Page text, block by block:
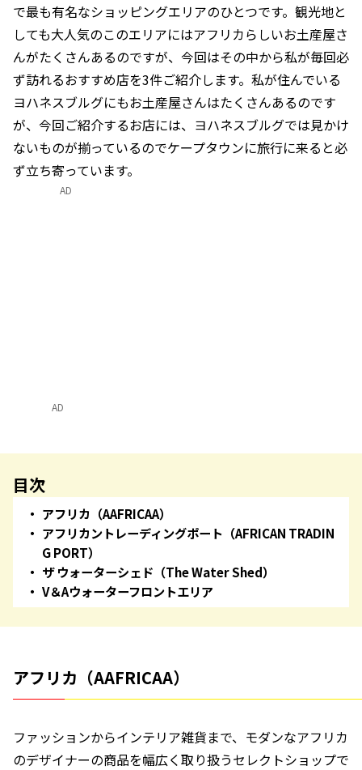
で最も有名なショッピングエリアのひとつです。観光地と
しても大人気のこのエリアにはアフリカらしいお土産屋さ
んがたくさんあるのですが、今回はその中から私が毎回必
ず訪れるおすすめ店を3件ご紹介します。私が住んでいる
ヨハネスブルグにもお土産屋さんはたくさんあるのです
が、今回ご紹介するお店には、ヨハネスブルグでは見かけ
ないものが揃っているのでケープタウンに旅行に来ると必
ず立ち寄っています。
AD
目次
アフリカ（AAFRICAA）
アフリカントレーディングポート（AFRICAN TRADIN
G PORT）
ザ ウォーターシェド（The Water Shed）
V＆Aウォーターフロントエリア
アフリカ（AAFRICAA）
ファッションからインテリア雑貨まで、モダンなアフリカ
のデザイナーの商品を幅広く取り扱うセレクトショップで
AD